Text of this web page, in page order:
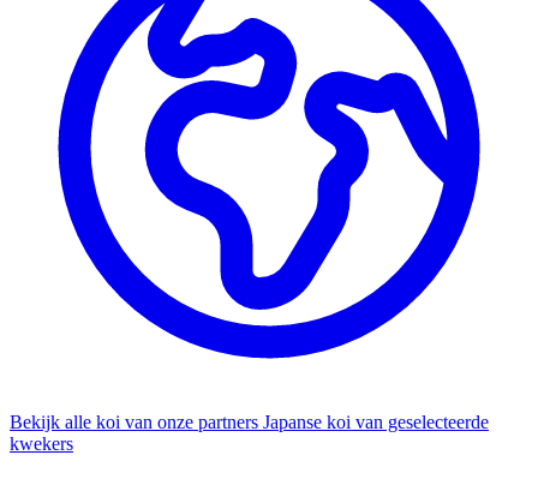
Bekijk alle koi van onze partners Japanse koi van geselecteerde
kwekers